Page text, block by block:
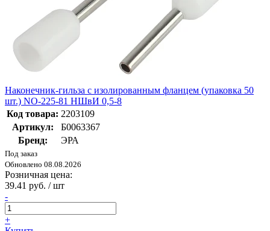
Наконечник-гильза с изолированным фланцем (упаковка 50
шт.) NO-225-81 НШвИ 0,5-8
Код товара: 2203109
Артикул:
Б0063367
Бренд:
ЭРА
Под заказ
Обновлено 08.08.2026
Розничная цена:
39.41 руб. / шт
-
+